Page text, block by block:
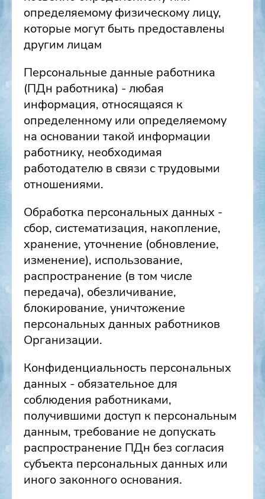
определяемому физическому лицу,
которые могут быть предоставлены
другим лицам
Персональные данные работника
(ПДн работника) - любая
информация, относящаяся к
определенному или определяемому
на основании такой информации
работнику, необходимая
работодателю в связи с трудовыми
отношениями.
Обработка персональных данных -
сбор, систематизация, накопление,
хранение, уточнение (обновление,
изменение), использование,
распространение (в том числе
передача), обезличивание,
блокирование, уничтожение
персональных данных работников
Организации.
Конфиденциальность персональных
данных - обязательное для
соблюдения работниками,
получившими доступ к персональным
данным, требование не допускать
распространение ПДн без согласия
субъекта персональных данных или
иного законного основания.